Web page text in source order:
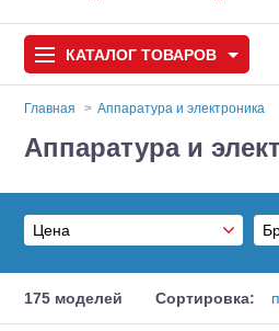
КАТАЛОГ ТОВАРОВ
Автомодели
Запчасти и аксессуары
Игрушки
Главная Аппаратура и электроника
Аппаратура и
175 моделей Сортировка:
Цена
От